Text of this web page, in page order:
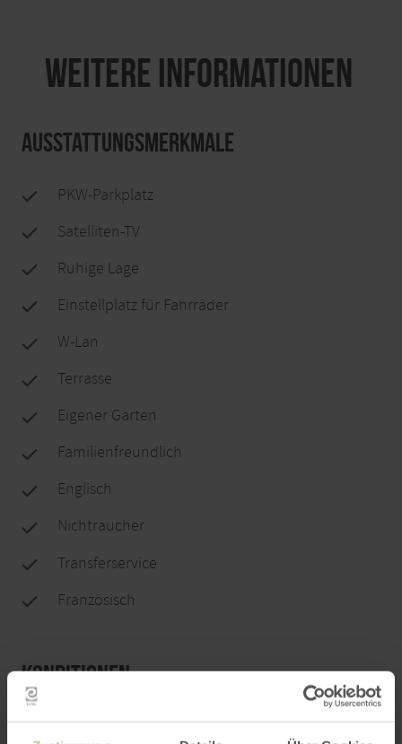
Weitere Informationen
Ausstattungsmerkmale
PKW-Parkplatz
Satelliten-TV
Ruhige Lage
Einstellplatz für Fahrräder
W-Lan
Terrasse
Eigener Garten
Familienfreundlich
Englisch
Nichtraucher
Transferservice
Französisch
Konditionen
An Feiertagen, Brückentagen und langen